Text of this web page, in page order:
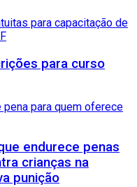
para curso
endurece penas
crianças na
punição